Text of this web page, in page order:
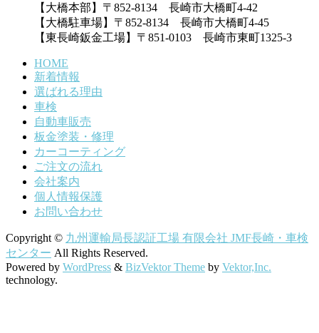
【大橋本部】〒852-8134 長崎市大橋町4-42
【大橋駐車場】〒852-8134 長崎市大橋町4-45
【東長崎鈑金工場】〒851-0103 長崎市東町1325-3
HOME
新着情報
選ばれる理由
車検
自動車販売
板金塗装・修理
カーコーティング
ご注文の流れ
会社案内
個人情報保護
お問い合わせ
Copyright © 九州運輸局長認証工場 有限会社 JMF長崎・車検
センター All Rights Reserved.
Powered by WordPress & BizVektor Theme by Vektor,Inc.
technology.